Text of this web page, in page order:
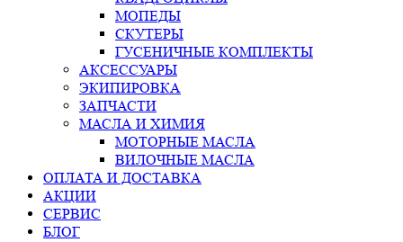
МОПЕДЫ
СКУТЕРЫ
ГУСЕНИЧНЫЕ КОМПЛЕКТЫ
АКСЕССУАРЫ
ЭКИПИРОВКА
ЗАПЧАСТИ
МАСЛА И ХИМИЯ
МОТОРНЫЕ МАСЛА
ВИЛОЧНЫЕ МАСЛА
ОПЛАТА И ДОСТАВКА
АКЦИИ
СЕРВИС
БЛОГ